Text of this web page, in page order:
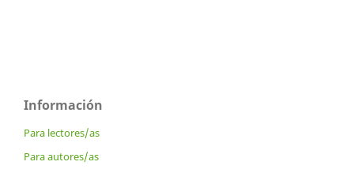
Información
Para lectores/as
Para autores/as